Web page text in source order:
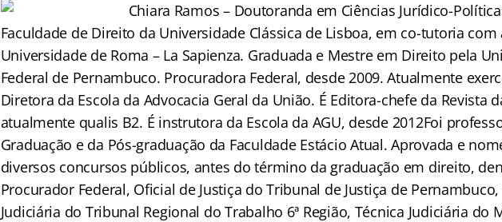
Chiara Ramos – Doutoranda em Ciências Jurídico-
Faculdade de Direito da Universidade Clássica de Lisboa, em co-tutoria com
Universidade de Roma – La Sapienza. Graduada e Mestre em Direito pela
Federal de Pernambuco. Procuradora Federal, desde 2009. Atualmente
Diretora da Escola da Advocacia Geral da União. É Editora-chefe da Revista
atualmente qualis B2. É instrutora da Escola da AGU, desde 2012Foi
Graduação e da Pós-graduação da Faculdade Estácio Atual. Aprovada e
diversos concursos públicos, antes do término da graduação em direito,
Procurador Federal, Oficial de Justiça do Tribunal de Justiça de Pernambuco,
Judiciária do Tribunal Regional do Trabalho 6ª Região, Técnica Judiciária do